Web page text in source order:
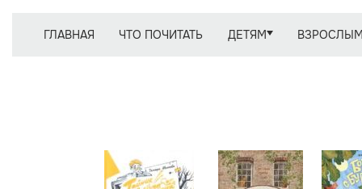
ГЛАВНАЯ ЧТО ПОЧИТАТЬ ДЕТЯМ